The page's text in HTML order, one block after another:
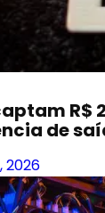
R$
de
2026